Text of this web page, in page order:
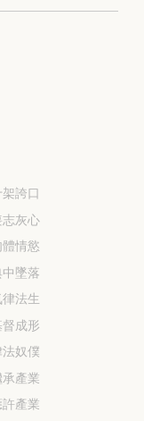
誇口
志灰心
情慾
墜落
法生
成形
奴僕
產業
產業